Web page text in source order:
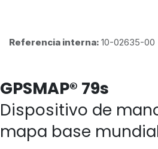
Referencia interna: 10-02635-00
GPSMAP® 79s
Dispositivo de
mapa base